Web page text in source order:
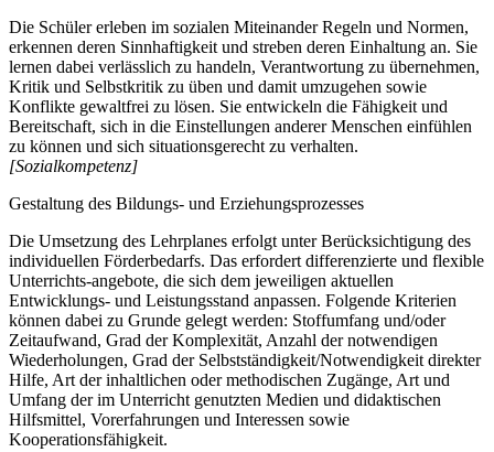
Die Schüler erleben im sozialen Miteinander Regeln und Normen,
erkennen deren Sinnhaftigkeit und streben deren Einhaltung an. Sie
lernen dabei verlässlich zu handeln, Verantwortung zu übernehmen,
Kritik und Selbstkritik zu üben und damit umzugehen sowie
Konflikte gewaltfrei zu lösen. Sie entwickeln die Fähigkeit und
Bereitschaft, sich in die Einstellungen anderer Menschen einfühlen
zu können und sich situationsgerecht zu verhalten.
[Sozialkompetenz]
Gestaltung des Bildungs- und Erziehungsprozesses
Die Umsetzung des Lehrplanes erfolgt unter Berücksichtigung des
individuellen Förderbedarfs. Das erfordert differenzierte und flexible
Unterrichts-angebote, die sich dem jeweiligen aktuellen
Entwicklungs- und Leistungsstand anpassen. Folgende Kriterien
können dabei zu Grunde gelegt werden: Stoffumfang und/oder
Zeitaufwand, Grad der Komplexität, Anzahl der notwendigen
Wiederholungen, Grad der Selbstständigkeit/Notwendigkeit direkter
Hilfe, Art der inhaltlichen oder methodischen Zugänge, Art und
Umfang der im Unterricht genutzten Medien und didaktischen
Hilfsmittel, Vorerfahrungen und Interessen sowie
Kooperationsfähigkeit.